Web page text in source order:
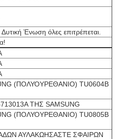
Ένωση όλες επιτρέπεται.
(ΠΟΛΥΟΥΡΕΘΑΝΙΟ) TU0604B
ΤΗΣ SAMSUNG
(ΠΟΛΥΟΥΡΕΘΑΝΙΟ) TU0805B
ΑΥΛΑΚΩΗΣΑΣΤΕ ΣΦΑΙΡΩΝ